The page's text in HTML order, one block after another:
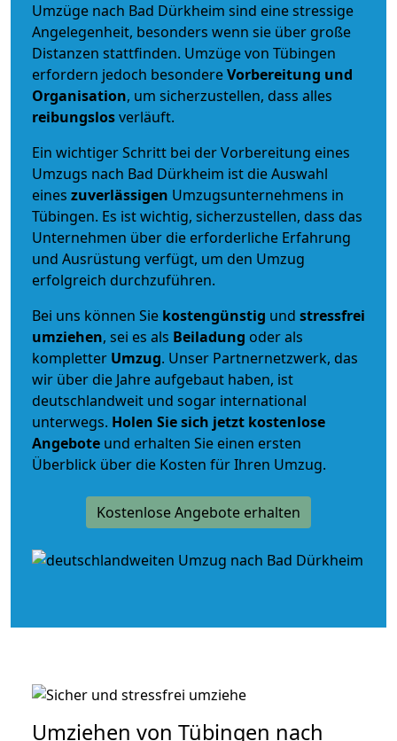
Umzüge nach Bad Dürkheim sind eine stressige
Angelegenheit, besonders wenn sie über große
Distanzen stattfinden. Umzüge von Tübingen
erfordern jedoch besondereVorbereitung und
Organisation, um sicherzustellen, dass alles
reibungslosverläuft.
Ein wichtiger Schritt bei der Vorbereitung eines
Umzugs nach Bad Dürkheim ist die Auswahl
eines zuverlässigen Umzugsunternehmens in
Tübingen. Es ist wichtig, sicherzustellen, dass das
Unternehmen über die erforderliche Erfahrung
und Ausrüstung verfügt, um den Umzug
erfolgreich durchzuführen.
Bei uns können Sie kostengünstig und stressfrei
umziehen, sei es als Beiladung oder als
kompletter Umzug. Unser Partnernetzwerk, das
wir über die Jahre aufgebaut haben, ist
deutschlandweit und sogar international
unterwegs. Holen Sie sich jetzt kostenlose
Angebote und erhalten Sie einen ersten
Überblick über die Kosten für Ihren Umzug.
Kostenlose Angebote erhalten
Umziehen von Tübingen nach